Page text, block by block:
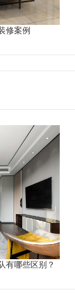
修案例
有哪些区别？